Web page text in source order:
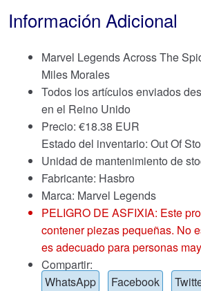
Información Adicional
Marvel Legends Across The
Miles Morales
Todos los artículos enviados
en el Reino Unido
Precio: €18.38 EUR
Estado del inventario: Out Of
Unidad de mantenimiento de
Fabricante: Hasbro
Marca: Marvel Legends
PELIGRO DE ASFIXIA: Este
contener piezas pequeñas. No
es adecuado para personas
Compartir:
WhatsApp
Facebook